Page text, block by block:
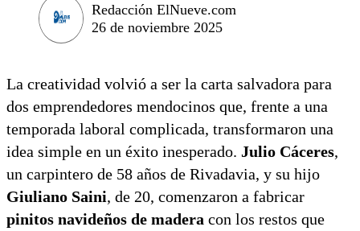
Redacción ElNueve.com
26 de noviembre 2025
La creatividad volvió a ser la carta salvadora para
dos emprendedores mendocinos que, frente a una
temporada laboral complicada, transformaron una
idea simple en un éxito inesperado. Julio Cáceres,
un carpintero de 58 años de Rivadavia, y su hijo
Giuliano Saini, de 20, comenzaron a fabricar
pinitos navideños de madera con los restos que